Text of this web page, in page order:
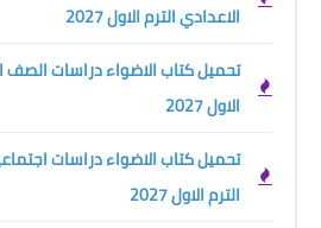
الاعدادي الترم الاول 2027
تحميل كتاب الاضواء دراسات الصف
الاول 2027
تحميل كتاب الاضواء دراسات
الترم الاول 2027